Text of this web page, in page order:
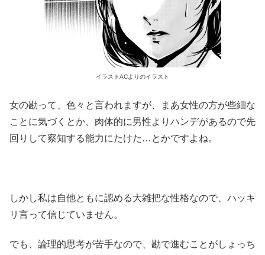
イラストACよりのイラスト
女の勘って、色々と言われますが、まあ女性の方が些細な
ことに気づくとか、肉体的に男性よりハンデがあるので先
回りして察知する能力にたけた…とかですよね。
しかし私は自他ともに認める大雑把な性格なので、ハッキ
リ言って信じていません。
でも、論理的思考が苦手なので、勘で進むことがしょっち